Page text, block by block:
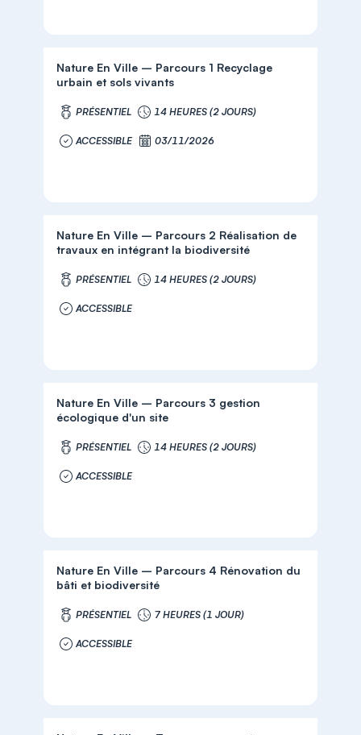
Nature En Ville – Parcours 1 Recyclage
urbain et sols vivants
PRÉSENTIEL 14 HEURES (2 JOURS)
ACCESSIBLE 03/11/2026
Nature En Ville – Parcours 2 Réalisation de
travaux en intégrant la biodiversité
PRÉSENTIEL 14 HEURES (2 JOURS)
ACCESSIBLE
Nature En Ville – Parcours 3 gestion
écologique d'un site
PRÉSENTIEL 14 HEURES (2 JOURS)
ACCESSIBLE
Nature En Ville – Parcours 4 Rénovation du
bâti et biodiversité
PRÉSENTIEL 7 HEURES (1 JOUR)
ACCESSIBLE